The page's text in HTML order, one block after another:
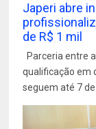
Japeri abre
de R$ 1 mil
Parceria entre
qualificação em
seguem até 7 de